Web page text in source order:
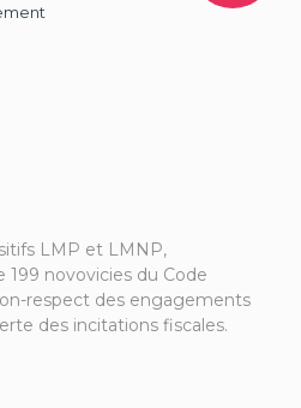
LMP et LMNP,
199 novovicies du Code
respect des engagements
des incitations fiscales.